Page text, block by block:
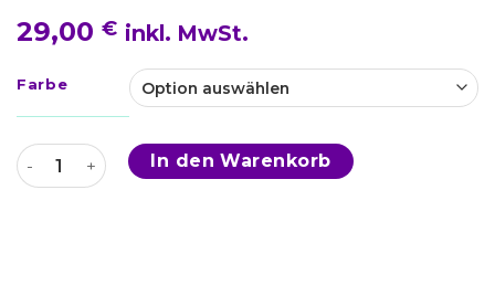
29,00 € inkl. MwSt.
Farbe
Bobble - Wiederverwendbarer Masturbator Menge
In den Warenkorb